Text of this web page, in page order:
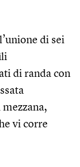
di sei
di randa con
vi corre